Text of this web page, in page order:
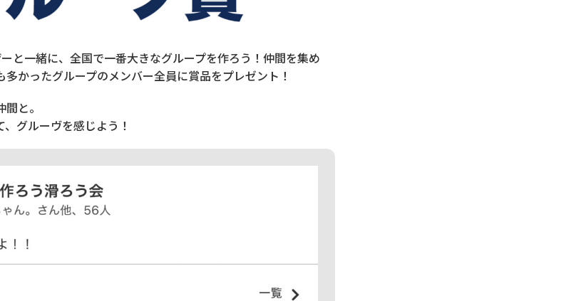
と一緒に、全国で一番大きなグループを作ろう！仲間を集め
かったグループのメンバー全員に賞品をプレゼント！
と。
グルーヴを感じよう！